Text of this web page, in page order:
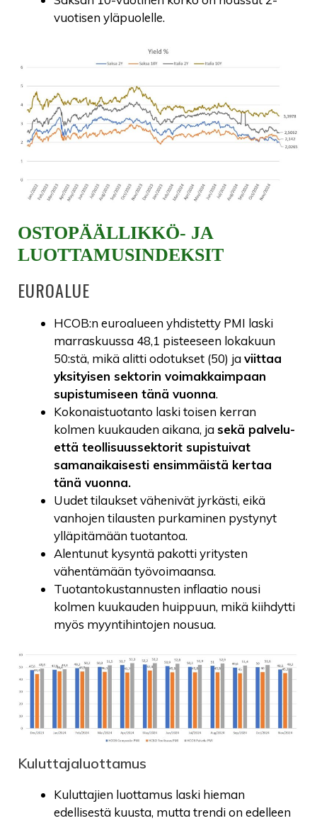
vuotisen yläpuolelle.
OSTOPÄÄLLIKKÖ- JA
LUOTTAMUSINDEKSIT
EUROALUE
HCOB:n euroalueen yhdistetty PMI laski
marraskuussa 48,1 pisteeseen lokakuun
50:stä, mikä alitti odotukset (50) javiittaa
yksityisen sektorin voimakkaimpaan
supistumiseen tänä vuonna.
Kokonaistuotanto laski toisen kerran
kolmen kuukauden aikana, jasekä palvelu-
että teollisuussektorit supistuivat
samanaikaisesti ensimmäistä kertaa
tänä vuonna.
Uudet tilaukset vähenivät jyrkästi, eikä
vanhojen tilausten purkaminen pystynyt
ylläpitämään tuotantoa.
Alentunut kysyntä pakotti yritysten
vähentämään työvoimaansa.
Tuotantokustannusten inflaatio nousi
kolmen kuukauden huippuun, mikä kiihdytti
myös myyntihintojen nousua.
Kuluttajaluottamus
Kuluttajien luottamus laski hieman
edellisestä kuusta, mutta trendi on edelleen